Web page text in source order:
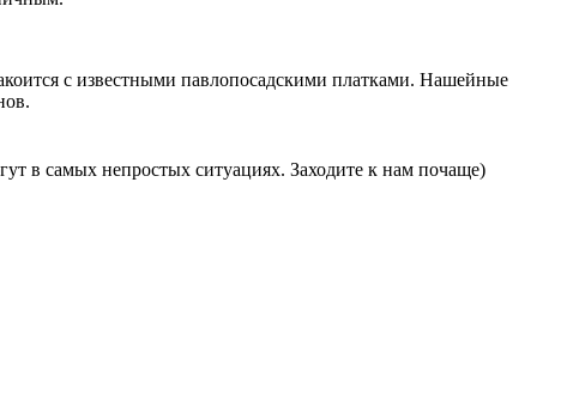
с известными павлопосадскими платками. Нашейные
в самых непростых ситуациях. Заходите к нам почаще)